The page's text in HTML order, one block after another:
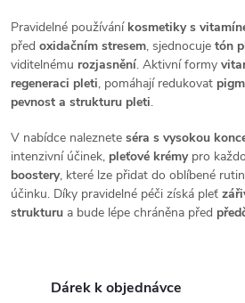
d
a
c
í
p
r
á
n
k
o
á
n
í
Pravidelné používání kosmetiky s
před oxidačním stresem, sjednocuje tón
viditelnému rozjasnění. Aktivní formy
regeneraci pleti, pomáhají redukovat
pevnost a strukturu pleti.
V nabídce naleznete séra s vysokou
intenzivní účinek, pleťové krémypro
boostery, které lze přidat do oblíbené
účinku. Díky pravidelné péči získá pleť
strukturu a bude lépe chráněna před
Dárek k objednávce